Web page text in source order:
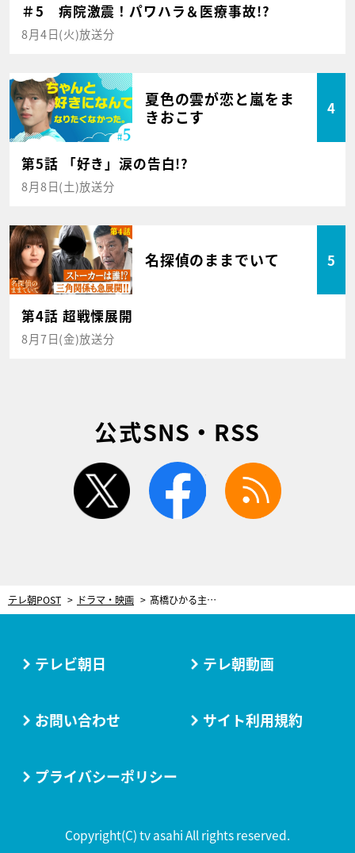
＃5 病院激震！パワハラ＆医療事故!?
8月4日(火)放送分
夏色の雲が恋と嵐をま
きおこす
4
第5話 「好き」涙の告白!?
8月8日(土)放送分
名探偵のままでいて 5
第4話 超戦慄展開
8月7日(金)放送分
公式SNS・RSS
twitter facebook
テレ朝POST ドラマ・映画 髙橋ひかる主演『ハレーションラブ』ついにスタート！“戦慄のラブサスペンス”が幕を開ける
テレビ朝日 テレ朝動画
お問い合わせ サイト利用規約
プライバシーポリシー
Copyright(C) tv asahi All rights reserved.